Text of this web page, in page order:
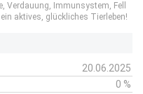
Verdauung, Immunsystem, Fell
aktives, glückliches Tierleben!
20.06.2025
0 %